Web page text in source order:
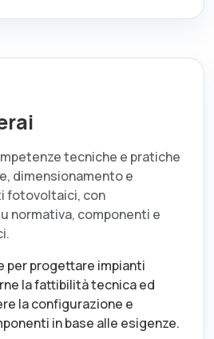
tecniche e pratiche
dimensionamento e
fotovoltaici, con
normativa, componenti e
per progettare impianti
la fattibilità tecnica ed
la configurazione e
in base alle esigenze.